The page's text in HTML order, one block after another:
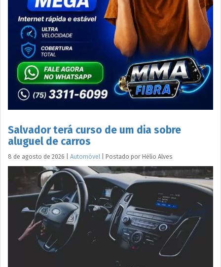
Salvador terá curso de um dia sobre
aluguel de carros
8 de agosto de 2026 Automóvel Postado por Hélio Alves